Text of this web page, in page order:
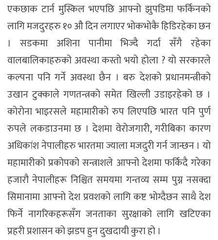
एकछाक टार्न मुस्किल भएपछि आफ्नो झुपडिमा फर्किनको
लागि मजदुरहरु १० औ दिन लगाएर भोकभोकै हिडिरहेका छन
। सडकमा अशिना पानीमा भिज्दै गर्दा सँगै रहेका
वालबालिकाहरुको अवस्था कस्तो भयो होला ? यो सरकारले
कल्पना पनि गर्ने अवस्था छैन । बरु देशको प्रधानमन्त्रीको
उखान टुक्काले गणतन्त्रको समेत खिल्ली उडाइरहेको छ ।
कोरोना भाइरसले महामारीको रुप लिएपछि भारत पनि पुर्ण
रुपले लकडाउनमा छ । देशमा वेरोजगारी, गरीबिका कारण
अधिकांश नेपालीहरु भारतमा ज्याला मजदुरी गर्न जान्छन । यो
महामारीको प्रकोपको सन्त्राशले आफ्नो देशमा फर्किदै गरेका
हजारौ नेपालीहरू निश्चित समयमा गन्तव्य सम्म पुग्न नसक्दा
सिमानामा आफ्नो देश प्रवशको लागि कष्ट भोग्दैछन साथै देश
फिर्ने नागरिकहरूसँग जनताका सुरक्षाको लागि खटिएका
प्रहरी प्रशासन काे झडप हुन दुखदायी कुरा हो ।